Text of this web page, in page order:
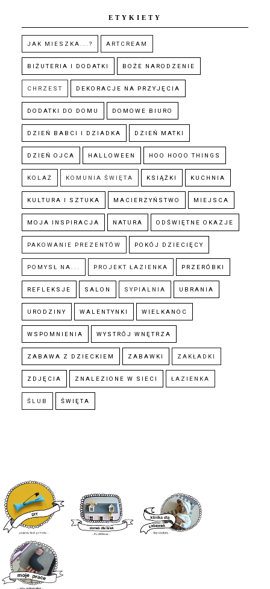
ETYKIETY
JAK MIESZKA...? ARTCREAM
BIŻUTERIA I DODATKI BOŻE NARODZENIE
CHRZEST DEKORACJE NA PRZYJĘCIA
DODATKI DO DOMU DOMOWE BIURO
DZIEŃ BABCI I DZIADKA DZIEŃ MATKI
DZIEŃ OJCA HALLOWEEN HOO HOOO THINGS
KOLAŻ KOMUNIA ŚWIĘTA KSIĄŻKI KUCHNIA
KULTURA I SZTUKA MACIERZYŃSTWO MIEJSCA
MOJA INSPIRACJA NATURA ODŚWIĘTNE OKAZJE
PAKOWANIE PREZENTÓW POKÓJ DZIECIĘCY
POMYSŁ NA... PROJEKT ŁAZIENKA PRZERÓBKI
REFLEKSJE SALON SYPIALNIA UBRANIA
URODZINY WALENTYNKI WIELKANOC
WSPOMNIENIA WYSTRÓJ WNĘTRZA
ZABAWA Z DZIECKIEM ZABAWKI ZAKŁADKI
ZDJĘCIA ZNALEZIONE W SIECI ŁAZIENKA
ŚLUB ŚWIĘTA